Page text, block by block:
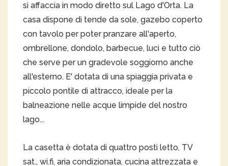
si affaccia in modo diretto sul Lago d'Orta. La
casa dispone di tende da sole, gazebo coperto
con tavolo per poter pranzare all'aperto,
ombrellone, dondolo, barbecue, luci e tutto ciò
che serve per un gradevole soggiorno anche
all'esterno. E' dotata di una spiaggia privata e
piccolo pontile di attracco, ideale per la
balneazione nelle acque limpide del nostro
lago...
La casetta è dotata di quattro posti letto, TV
sat., wi.fi, aria condizionata, cucina attrezzata e